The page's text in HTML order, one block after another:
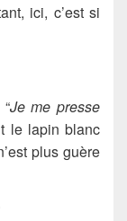
ici, c’est si
Je me presse
le lapin blanc
plus guère